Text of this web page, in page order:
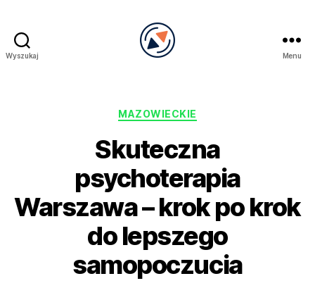
Wyszukaj Menu
Kategorie
MAZOWIECKIE
Skuteczna
psychoterapia
Warszawa – krok po krok
do lepszego
samopoczucia